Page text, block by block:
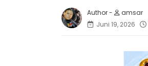
amsar
Juni 19, 2026